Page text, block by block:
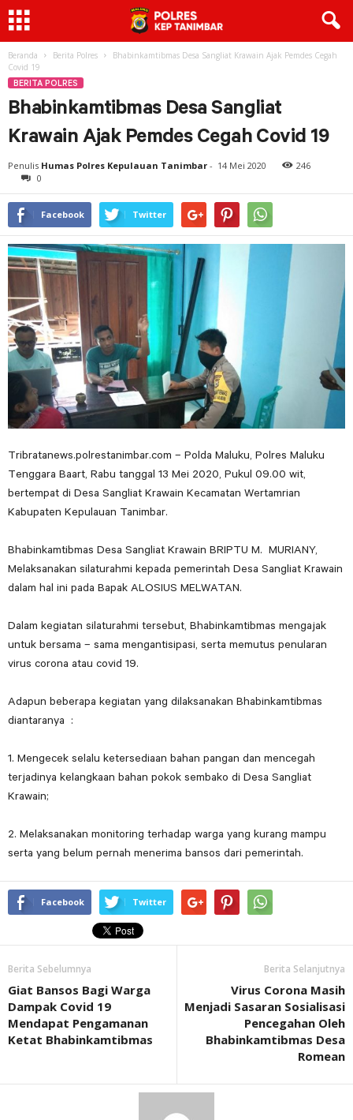
Beranda Berita Polres
Bhabinkamtibmas Desa Sangliat Krawain Ajak Pemdes Cegah
Covid 19
BERITA POLRES
Bhabinkamtibmas Desa Sangliat
Krawain Ajak Pemdes Cegah Covid 19
Penulis Humas Polres Kepulauan Tanimbar - 14 Mei 2020
246
0
Facebook Twitter
Tribratanews.polrestanimbar.com – Polda Maluku, Polres Maluku
Tenggara Baart, Rabu tanggal 13 Mei 2020, Pukul 09.00 wit,
bertempat di Desa Sangliat Krawain Kecamatan Wertamrian
Kabupaten Kepulauan Tanimbar.
Bhabinkamtibmas Desa Sangliat Krawain BRIPTU M. MURIANY,
Melaksanakan silaturahmi kepada pemerintah Desa Sangliat Krawain
dalam hal ini pada Bapak ALOSIUS MELWATAN.
Dalam kegiatan silaturahmi tersebut, Bhabinkamtibmas mengajak
untuk bersama – sama mengantisipasi, serta memutus penularan
virus corona atau covid 19.
Adapun beberapa kegiatan yang dilaksanakan Bhabinkamtibmas
diantaranya :
1. Mengecek selalu ketersediaan bahan pangan dan mencegah
terjadinya kelangkaan bahan pokok sembako di Desa Sangliat
Krawain;
2. Melaksanakan monitoring terhadap warga yang kurang mampu
serta yang belum pernah menerima bansos dari pemerintah.
Facebook Twitter
Berita Sebelumnya
Giat Bansos Bagi Warga
Dampak Covid 19
Mendapat Pengamanan
Ketat Bhabinkamtibmas
Berita Selanjutnya
Virus Corona Masih
Menjadi Sasaran Sosialisasi
Pencegahan Oleh
Bhabinkamtibmas Desa
Romean